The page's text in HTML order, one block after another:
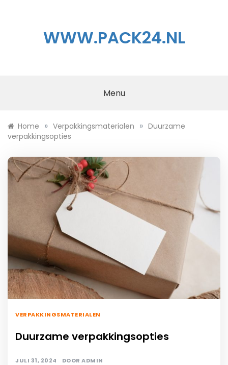
WWW.PACK24.NL
Menu
Home » Verpakkingsmaterialen » Duurzame
verpakkingsopties
VERPAKKINGSMATERIALEN
Duurzame verpakkingsopties
JULI 31, 2024 DOOR ADMIN